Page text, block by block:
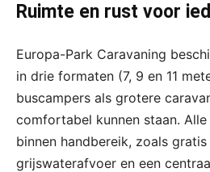
Ruimte en rust voor
Europa-Park Caravaning
in drie formaten (7, 9 en 11
buscampers als grotere
comfortabel kunnen staan.
binnen handbereik, zoals
grijswaterafvoer en een